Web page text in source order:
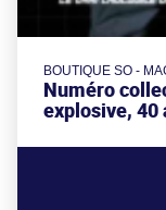
BOUTIQUE SO -
Numéro
explosive, 40